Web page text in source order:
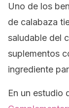
Uno de los
de calabaza
saludable del
suplementos
ingrediente
En un estudio